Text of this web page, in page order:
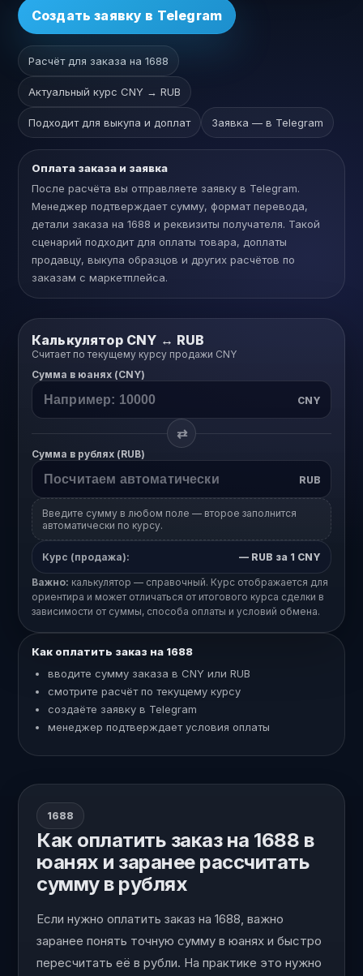
Создать заявку в Telegram
Расчёт для заказа на 1688
Актуальный курс CNY → RUB
Подходит для выкупа и доплат Заявка — в Telegram
Оплата заказа и заявка
После расчёта вы отправляете заявку в Telegram.
Менеджер подтверждает сумму, формат перевода,
детали заказа на 1688 и реквизиты получателя. Такой
сценарий подходит для оплаты товара, доплаты
продавцу, выкупа образцов и других расчётов по
заказам с маркетплейса.
Калькулятор CNY ↔ RUB
Считает по текущему курсу продажи CNY
Сумма в юанях (CNY)
CNY
⇄
Сумма в рублях (RUB)
RUB
Введите сумму в любом поле — второе заполнится
автоматически по курсу.
Курс (продажа): — RUB за 1 CNY
Важно: калькулятор — справочный. Курс отображается для
ориентира и может отличаться от итогового курса сделки в
зависимости от суммы, способа оплаты и условий обмена.
Как оплатить заказ на 1688
вводите сумму заказа в CNY или RUB
смотрите расчёт по текущему курсу
создаёте заявку в Telegram
менеджер подтверждает условия оплаты
1688
Как оплатить заказ на 1688 в
юанях и заранее рассчитать
сумму в рублях
Если нужно оплатить заказ на 1688, важно
заранее понять точную сумму в юанях и быстро
пересчитать её в рубли. На практике это нужно